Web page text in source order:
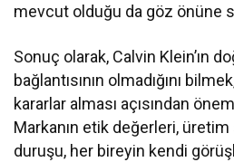
mevcut olduğu da göz önüne
Sonuç olarak, Calvin Klein’ın
bağlantısının olmadığını
kararlar alması açısından
Markanın etik değerleri,
duruşu, her bireyin kendi